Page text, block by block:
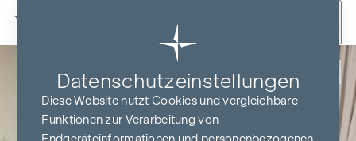
Zum Inhalt springen
Datenschutz­einstellungen
Diese Website nutzt Cookies und vergleichbare
Funktionen zur Verarbeitung von